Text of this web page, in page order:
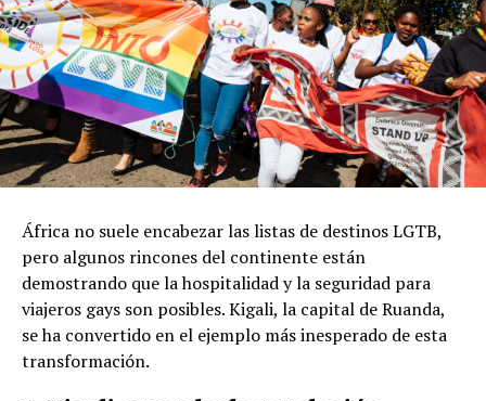
África no suele encabezar las listas de destinos LGTB,
pero algunos rincones del continente están
demostrando que la hospitalidad y la seguridad para
viajeros gays son posibles. Kigali, la capital de Ruanda,
se ha convertido en el ejemplo más inesperado de esta
transformación.